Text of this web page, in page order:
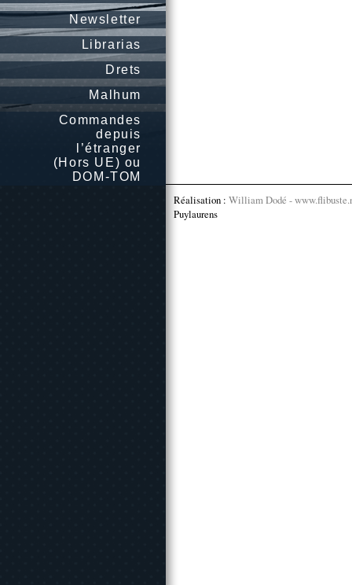
Newsletter
Librarias
Drets
Malhum
Commandes
depuis
l’étranger
(Hors UE) ou
DOM-TOM
Réalisation : William Dodé -
Puylaurens